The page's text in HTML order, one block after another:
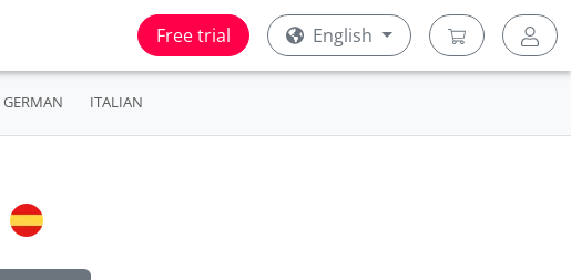
Free trial English
GERMAN ITALIAN